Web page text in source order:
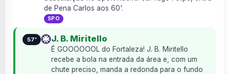
de Pena Carlos aos 60'.
SPO
57' J. B. Miritello
É GOOOOOOL do Fortaleza! J. B. Miritello
recebe a bola na entrada da área e, com um
chute preciso, manda a redonda para o fundo